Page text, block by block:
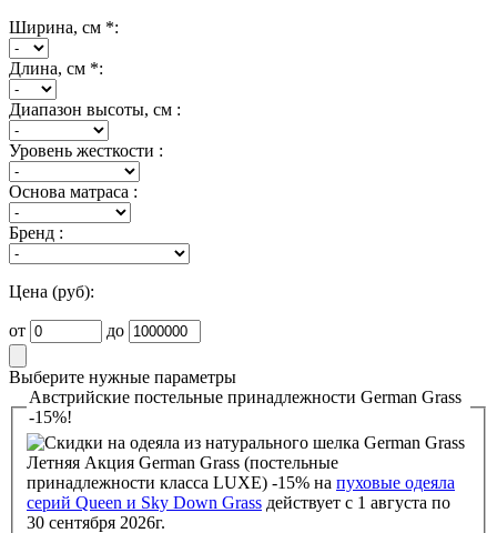
Ширина, см *:
Длина, см *:
Диапазон высоты, см :
Уровень жесткости :
Основа матраса :
Бренд :
Цена (руб):
от до
Выберите нужные параметры
Австрийские постельные принадлежности German Grass
-15%!
Летняя Акция German Grass (постельные
принадлежности класса LUXE) -15% на пуховые одеяла
серий Queen и Sky Down Grass действует с 1 августа по
30 сентября 2026г.